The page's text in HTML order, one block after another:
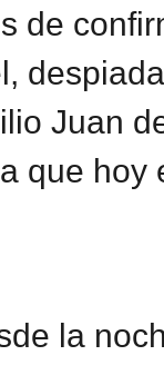
de
Juan
que hoy
la